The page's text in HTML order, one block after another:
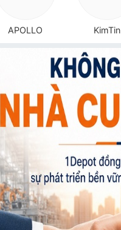
APOLLO KimTin